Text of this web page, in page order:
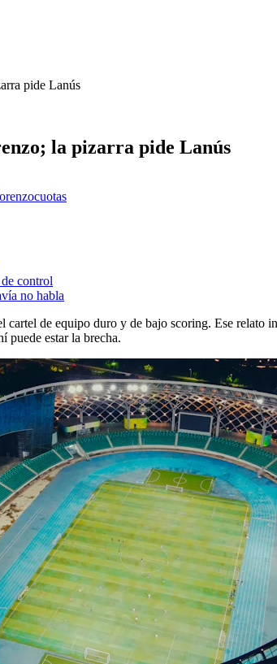
pide Lanús
la pizarra pide Lanús
cuotas
control
no habla
cartel de equipo duro y de bajo scoring. Ese
puede estar la brecha.